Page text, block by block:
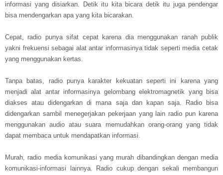
informasi yang disiarkan. Detik itu kita bicara detik itu juga pendengar
bisa mendengarkan apa yang kita bicarakan.
Cepat, radio punya sifat cepat karena dia menggunakan ranah publik
yakni frekuensi sebagai alat antar informasinya tidak seperti media cetak
yang menggunakan kertas.
Tanpa batas, radio punya karakter kekuatan seperti ini karena yang
menjadi alat antar informasinya gelombang elektromagnetik yang bisa
diakses atau didengarkan di mana saja dan kapan saja. Radio bisa
didengarkan sambil menegerjakan pekerjaan yang lain radio pun karena
menggunakan audio atau suara memudahkan orang-orang yang tidak
dapat membaca untuk mendapatkan informasi.
Murah, radio media komunikasi yang murah dibandingkan dengan media
komunikasi-informasi lainnya. Radio cukup dengan sekali membangun